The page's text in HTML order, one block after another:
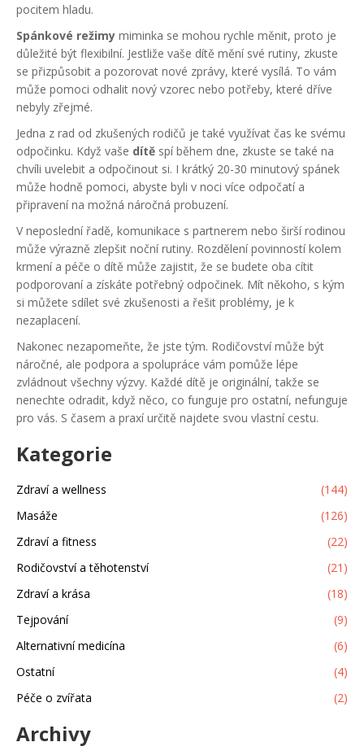
pocitem hladu.
Spánkové režimy miminka se mohou rychle měnit, proto je
důležité být flexibilní. Jestliže vaše dítě mění své rutiny, zkuste
se přizpůsobit a pozorovat nové zprávy, které vysílá. To vám
může pomoci odhalit nový vzorec nebo potřeby, které dříve
nebyly zřejmé.
Jedna z rad od zkušených rodičů je také využívat čas ke svému
odpočinku. Když vaše dítě spí během dne, zkuste se také na
chvíli uvelebit a odpočinout si. I krátký 20-30 minutový spánek
může hodně pomoci, abyste byli v noci více odpočatí a
připravení na možná náročná probuzení.
V neposlední řadě, komunikace s partnerem nebo širší rodinou
může výrazně zlepšit noční rutiny. Rozdělení povinností kolem
krmení a péče o dítě může zajistit, že se budete oba cítit
podporovaní a získáte potřebný odpočinek. Mít někoho, s kým
si můžete sdílet své zkušenosti a řešit problémy, je k
nezaplacení.
Nakonec nezapomeňte, že jste tým. Rodičovství může být
náročné, ale podpora a spolupráce vám pomůže lépe
zvládnout všechny výzvy. Každé dítě je originální, takže se
nenechte odradit, když něco, co funguje pro ostatní, nefunguje
pro vás. S časem a praxí určitě najdete svou vlastní cestu.
Kategorie
Zdraví a wellness
(144)
Masáže
(126)
Zdraví a fitness
(22)
Rodičovství a těhotenství
(21)
Zdraví a krása
(18)
Tejpování
(9)
Alternativní medicína
(6)
Ostatní
(4)
Péče o zvířata
(2)
Archivy